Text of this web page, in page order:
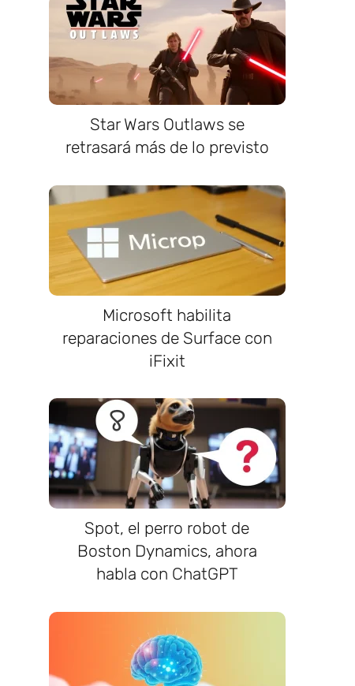
Star Wars Outlaws se
retrasará más de lo previsto
Microsoft habilita
reparaciones de Surface con
iFixit
Spot, el perro robot de
Boston Dynamics, ahora
habla con ChatGPT